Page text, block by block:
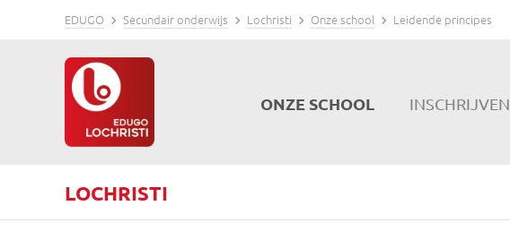
EDUGO Secundair onderwijs Lochristi Onze school Leidende principes
ONZE SCHOOL INSCHRIJVEN
LOCHRISTI